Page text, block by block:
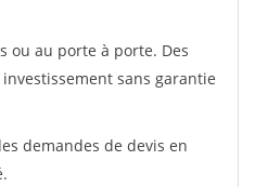
ou au porte à porte. Des
sans garantie
demandes de devis en